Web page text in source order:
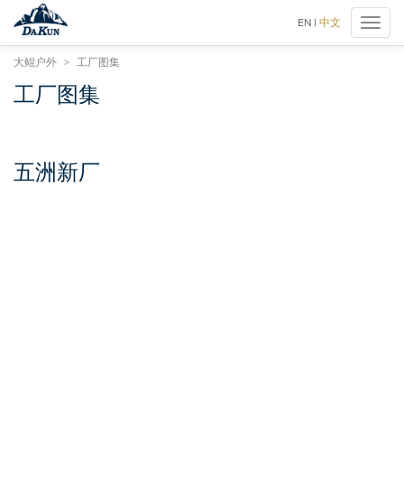
厦
门
大
鲲
进
出
限
公
EN | 中文
大鲲户外 > 工厂图集
工厂图集
五洲新厂